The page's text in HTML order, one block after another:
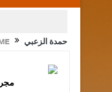
حمدة الزعبي